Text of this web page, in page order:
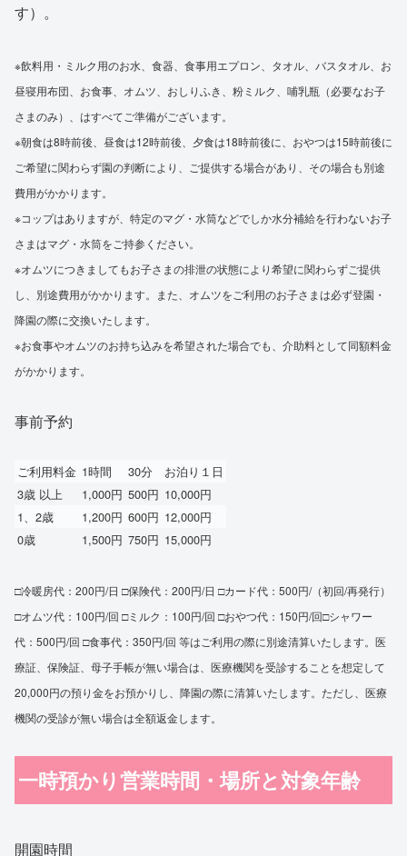
す）。
※飲料用・ミルク用のお水、食器、食事用エプロン、タオル、バスタオル、お
昼寝用布団、お食事、オムツ、おしりふき、粉ミルク、哺乳瓶（必要なお子
さまのみ）、はすべてご準備がございます。
※朝食は8時前後、昼食は12時前後、夕食は18時前後に、おやつは15時前後に
ご希望に関わらず園の判断により、ご提供する場合があり、その場合も別途
費用がかかります。
※コップはありますが、特定のマグ・水筒などでしか水分補給を行わないお子
さまはマグ・水筒をご持参ください。
※オムツにつきましてもお子さまの排泄の状態により希望に関わらずご提供
し、別途費用がかかります。また、オムツをご利用のお子さまは必ず登園・
降園の際に交換いたします。
※お食事やオムツのお持ち込みを希望された場合でも、介助料として同額料金
がかかります。
事前予約
ご利用料金 1時間 30分
お泊り１日
3歳 以上
1,000円 500円 10,000円
1、2歳
1,200円 600円 12,000円
0歳
1,500円 750円 15,000円
□冷暖房代：200円/日 □保険代：200円/日 □カード代：500円/（初回/再発行）
□オムツ代：100円/回 □ミルク：100円/回 □おやつ代：150円/回□シャワー
代：500円/回 □食事代：350円/回 等はご利用の際に別途清算いたします。医
療証、保険証、母子手帳が無い場合は、医療機関を受診することを想定して
20,000円の預り金をお預かりし、降園の際に清算いたします。ただし、医療
機関の受診が無い場合は全額返金します。
一時預かり営業時間・場所と対象年齢
開園時間